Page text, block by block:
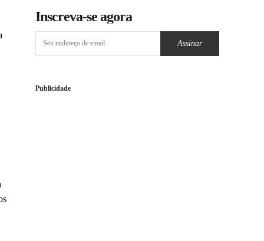
Inscreva-se agora
Assinar
Publicidade